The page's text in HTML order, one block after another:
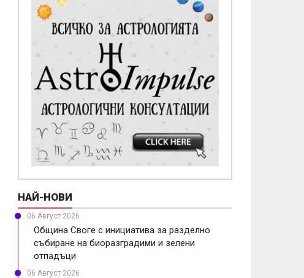
НАЙ-НОВИ
06 Август 2026
Община Своге с инициатива за разделно
събиране на биоразградими и зелени
отпадъци
06 Август 2026